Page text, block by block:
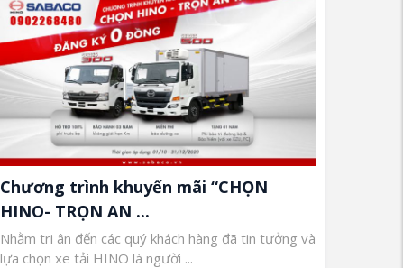
Chương trình khuyến mãi “CHỌN
HINO- TRỌN AN ...
Nhằm tri ân đến các quý khách hàng đã tin tưởng và
lựa chọn xe tải HINO là người ...